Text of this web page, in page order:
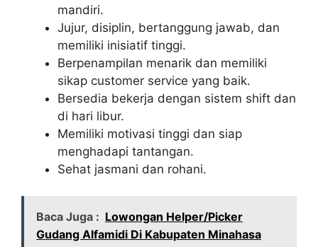
mandiri.
Jujur, disiplin, bertanggung jawab, dan
memiliki inisiatif tinggi.
Berpenampilan menarik dan memiliki
sikap customer service yang baik.
Bersedia bekerja dengan sistem shift dan
di hari libur.
Memiliki motivasi tinggi dan siap
menghadapi tantangan.
Sehat jasmani dan rohani.
Baca Juga : Lowongan Helper/Picker
Gudang Alfamidi Di Kabupaten Minahasa